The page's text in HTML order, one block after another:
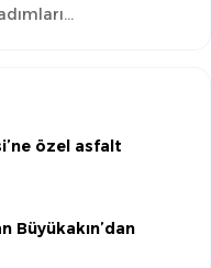
özel asfalt
Büyükakın’dan